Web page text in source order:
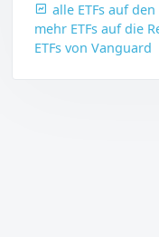
alle ETFs auf
mehr ETFs auf die
ETFs von Vanguard